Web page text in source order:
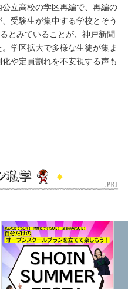
立高校の学区再編で、再編の
受験生が集中する学校とそう
とみていることが、神戸新聞
学区拡大で多様な生徒が集ま
や定員割れを不安視する声も